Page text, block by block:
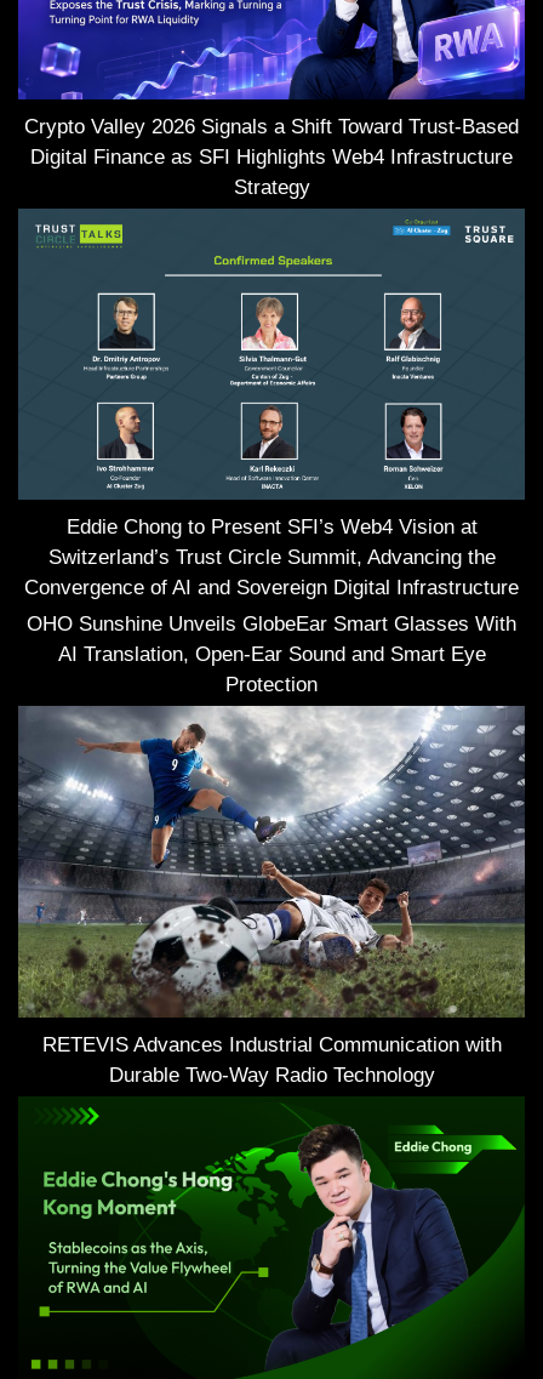
Crypto Valley 2026 Signals a Shift Toward Trust-Based
Digital Finance as SFI Highlights Web4 Infrastructure
Strategy
Eddie Chong to Present SFI’s Web4 Vision at
Switzerland’s Trust Circle Summit, Advancing the
Convergence of AI and Sovereign Digital Infrastructure
OHO Sunshine Unveils GlobeEar Smart Glasses With
AI Translation, Open-Ear Sound and Smart Eye
Protection
RETEVIS Advances Industrial Communication with
Durable Two-Way Radio Technology